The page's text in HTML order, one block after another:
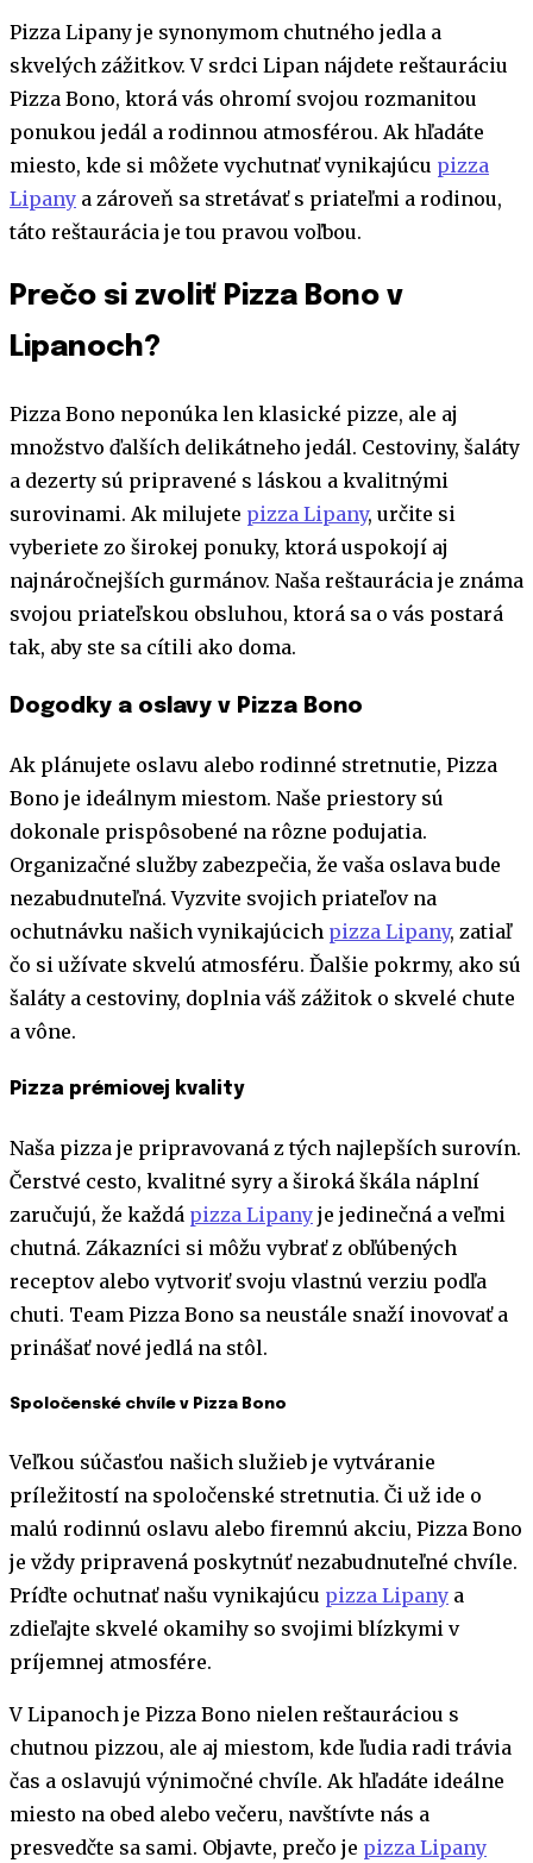
Pizza Lipany je synonymom chutného jedla a
skvelých zážitkov. V srdci Lipan nájdete reštauráciu
Pizza Bono, ktorá vás ohromí svojou rozmanitou
ponukou jedál a rodinnou atmosférou. Ak hľadáte
miesto, kde si môžete vychutnať vynikajúcu pizza
Lipany a zároveň sa stretávať s priateľmi a rodinou,
táto reštaurácia je tou pravou voľbou.
Prečo si zvoliť Pizza Bono v
Lipanoch?
Pizza Bono neponúka len klasické pizze, ale aj
množstvo ďalších delikátneho jedál. Cestoviny, šaláty
a dezerty sú pripravené s láskou a kvalitnými
surovinami. Ak milujete pizza Lipany, určite si
vyberiete zo širokej ponuky, ktorá uspokojí aj
najnáročnejších gurmánov. Naša reštaurácia je známa
svojou priateľskou obsluhou, ktorá sa o vás postará
tak, aby ste sa cítili ako doma.
Dogodky a oslavy v Pizza Bono
Ak plánujete oslavu alebo rodinné stretnutie, Pizza
Bono je ideálnym miestom. Naše priestory sú
dokonale prispôsobené na rôzne podujatia.
Organizačné služby zabezpečia, že vaša oslava bude
nezabudnuteľná. Vyzvite svojich priateľov na
ochutnávku našich vynikajúcich pizza Lipany, zatiaľ
čo si užívate skvelú atmosféru. Ďalšie pokrmy, ako sú
šaláty a cestoviny, doplnia váš zážitok o skvelé chute
a vône.
Pizza prémiovej kvality
Naša pizza je pripravovaná z tých najlepších surovín.
Čerstvé cesto, kvalitné syry a široká škála náplní
zaručujú, že každá pizza Lipany je jedinečná a veľmi
chutná. Zákazníci si môžu vybrať z obľúbených
receptov alebo vytvoriť svoju vlastnú verziu podľa
chuti. Team Pizza Bono sa neustále snaží inovovať a
prinášať nové jedlá na stôl.
Spoločenské chvíle v Pizza Bono
Veľkou súčasťou našich služieb je vytváranie
príležitostí na spoločenské stretnutia. Či už ide o
malú rodinnú oslavu alebo firemnú akciu, Pizza Bono
je vždy pripravená poskytnúť nezabudnuteľné chvíle.
Príďte ochutnať našu vynikajúcu pizza Lipany a
zdieľajte skvelé okamihy so svojimi blízkymi v
príjemnej atmosfére.
V Lipanoch je Pizza Bono nielen reštauráciou s
chutnou pizzou, ale aj miestom, kde ľudia radi trávia
čas a oslavujú výnimočné chvíle. Ak hľadáte ideálne
miesto na obed alebo večeru, navštívte nás a
presvedčte sa sami. Objavte, prečo je pizza Lipany